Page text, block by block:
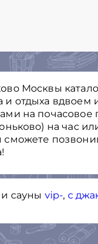
Москвы
и отдыха
на
на час
cможете
сауны vip-, с